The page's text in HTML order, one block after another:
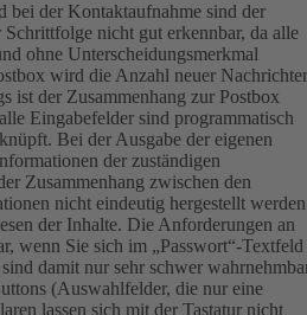
bei der Kontaktaufnahme sind der
nicht gut erkennbar, da alle
ohne Unterscheidungsmerkmal
wird die Anzahl neuer
ist der Zusammenhang zur Postbox
Eingabefelder sind programmatisch
Bei der Ausgabe der eigenen
der zuständigen
Zusammenhang zwischen den
nicht eindeutig hergestellt
der Inhalte. Die Anforderungen an
wenn Sie sich im „Passwort“-Textfeld
damit nur sehr schwer
(Auswahlfelder, die nur eine
lassen sich mit der Tastatur nicht